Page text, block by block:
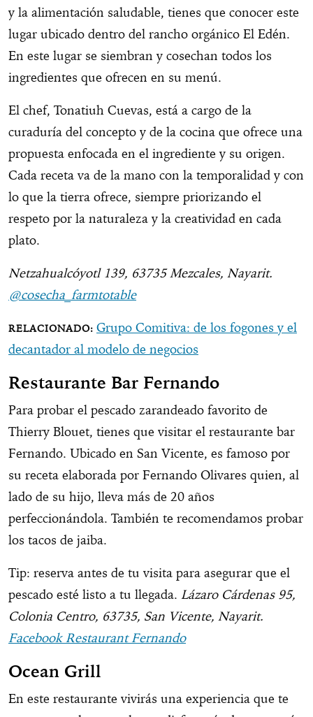
y la alimentación saludable, tienes que conocer este
lugar ubicado dentro del rancho orgánico El Edén.
En este lugar se siembran y cosechan todos los
ingredientes que ofrecen en su menú.
El chef, Tonatiuh Cuevas, está a cargo de la
curaduría del concepto y de la cocina que ofrece una
propuesta enfocada en el ingrediente y su origen.
Cada receta va de la mano con la temporalidad y con
lo que la tierra ofrece, siempre priorizando el
respeto por la naturaleza y la creatividad en cada
plato.
Netzahualcóyotl 139, 63735 Mezcales, Nayarit.
@cosecha_farmtotable
Grupo Comitiva: de los fogones y el
decantador al modelo de negocios
Restaurante Bar Fernando
Para probar el pescado zarandeado favorito de
Thierry Blouet, tienes que visitar el restaurante bar
Fernando. Ubicado en San Vicente, es famoso por
su receta elaborada por Fernando Olivares quien, al
lado de su hijo, lleva más de 20 años
perfeccionándola. También te recomendamos probar
los tacos de jaiba.
Tip: reserva antes de tu visita para asegurar que el
pescado esté listo a tu llegada. Lázaro Cárdenas 95,
Colonia Centro, 63735, San Vicente, Nayarit.
Facebook Restaurant Fernando
Ocean Grill
En este restaurante vivirás una experiencia que te